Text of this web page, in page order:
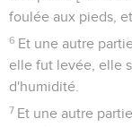
foulée aux pieds,
6 Et une autre
elle fut levée, elle
d'humidité.
7 Et une autre